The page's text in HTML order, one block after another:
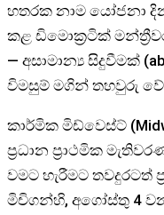
හතරක නාම යෝජනා
කළ ඩිමොක්‍රටික්
— අසාමාන්‍ය සිදුවීමක්
විමසුම් මගින් තහවුරු
කාර්මික මිඩ්වෙස්ට්
ප්‍රධාන ප්‍රාථමික
වමට හැරීමට තවදුරටත්
මිචිගන්හි, අගෝස්තු 4